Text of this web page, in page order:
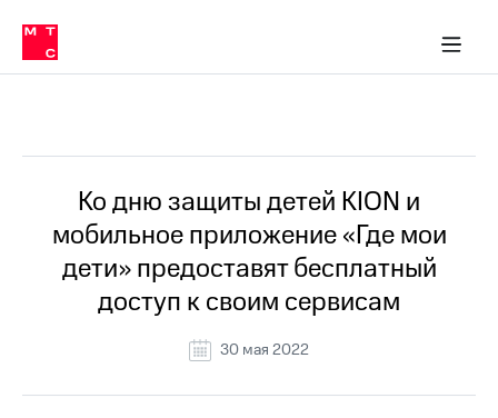
Медиа-центр
и акционерам
Устойчивое развитие
Комплаенс и деловая этика
компании
Карьера
История
компании
Руководство
региона
информация
в МТС
Пресс-
релизы
МТС
о технологиях
Ко дню защиты детей KION и
мобильное приложение «Где мои
дети» предоставят бесплатный
доступ к своим сервисам
30 мая 2022